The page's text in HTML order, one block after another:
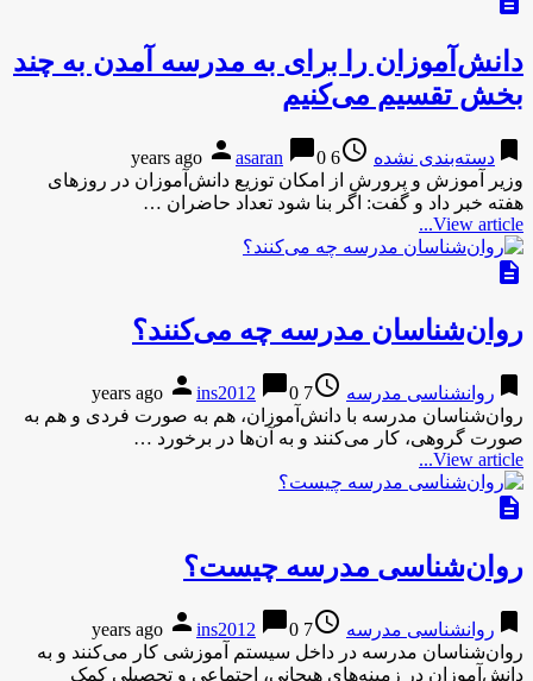
دانش‌آموزان را برای به مدرسه آمدن به چند
بخش تقسیم می‌کنیم
bookmark دسته‌بندی نشده access_time
6 years ago
person asaran chat_bubble0
وزیر آموزش و پرورش از امکان توزیع دانش‌آموزان در روزهای
هفته خبر داد و گفت: اگر بنا شود تعداد حاضران …
View article...
description
روان‌شناسان مدرسه چه می‌کنند؟
bookmark روانشناسی مدرسه access_time
7 years ago
person ins2012 chat_bubble0
روان‌شناسان مدرسه با دانش‌آموزان، هم به صورت فردی و هم به
صورت گروهی، کار می‌کنند و به آن‌ها در برخورد …
View article...
description
روان‌شناسی مدرسه چیست؟
bookmark روانشناسی مدرسه access_time
7 years ago
person ins2012 chat_bubble0
روان‌شناسان مدرسه در داخل سیستم آموزشی کار می‌کنند و به
دانش‌آموزان در زمینه‌های هیجانی، اجتماعی و تحصیلی کمک